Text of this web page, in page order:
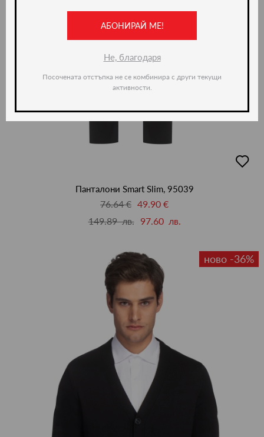
в
Панталони Smart Slim, 95039
76.64 € 49.90 €
149.89 лв.
97.60 лв.
ново -36%
АБОНИРАЙ МЕ!
Не, благодаря
Посочената отстъпка не се комбинира с други текущи
активности.